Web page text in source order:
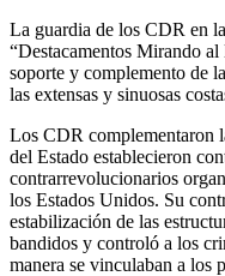
La guardia de los CDR en
“Destacamentos Mirando
soporte y complemento de
las extensas y sinuosas
Los CDR complementaron
del Estado establecieron
contrarrevolucionarios
los Estados Unidos. Su
estabilización de las
bandidos y controló a los
manera se vinculaban a los